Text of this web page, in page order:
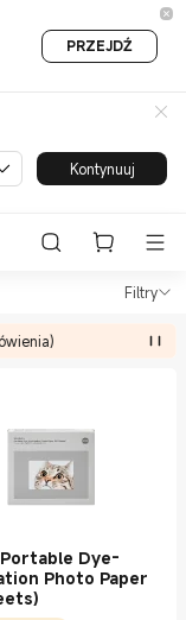
PRZEJDŹ
Kontynuuj
do Filtry
in
Dye-
Photo Paper